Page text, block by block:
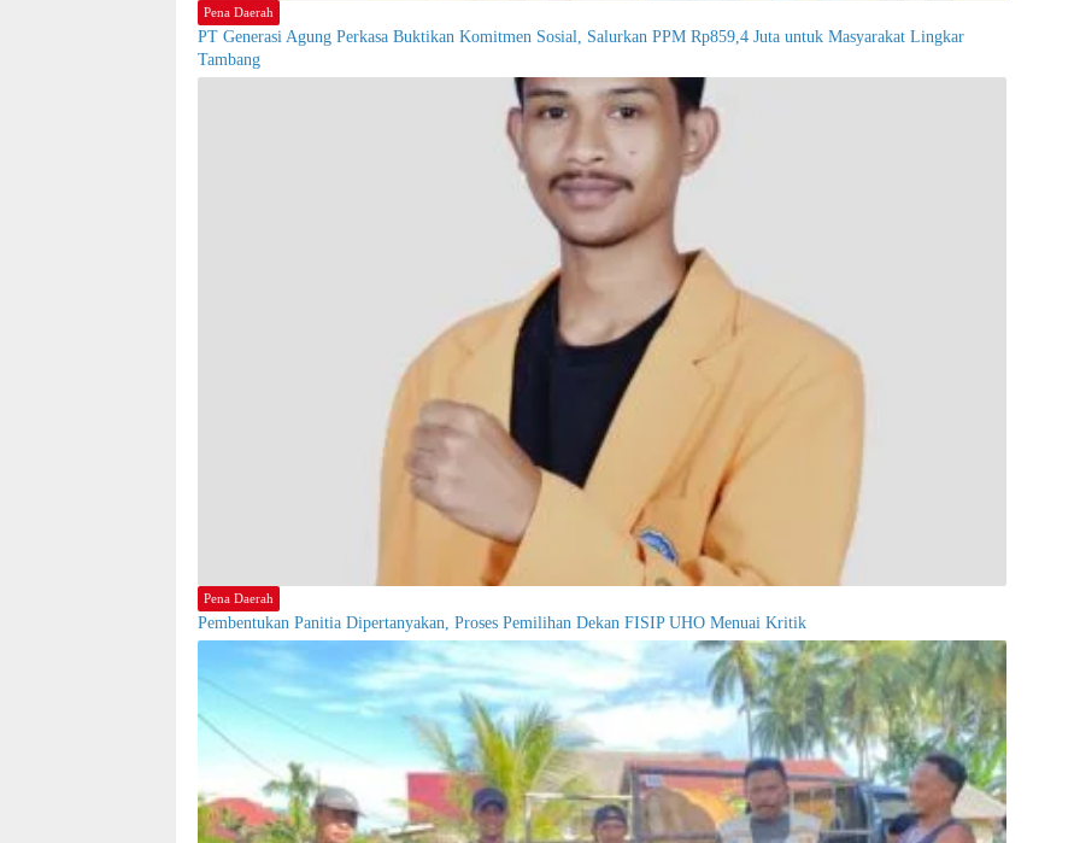
Pena Daerah
PT Generasi Agung Perkasa Buktikan Komitmen Sosial, Salurkan PPM Rp859,4 Juta untuk Masyarakat Lingkar
Tambang
Pena Daerah
Pembentukan Panitia Dipertanyakan, Proses Pemilihan Dekan FISIP UHO Menuai Kritik